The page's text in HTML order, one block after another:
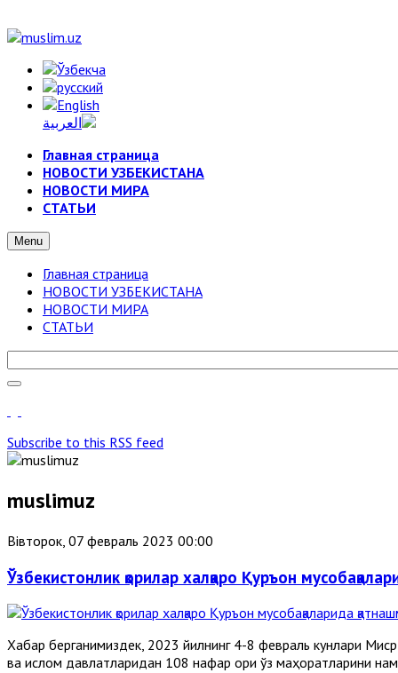
Главная страница
НОВОСТИ УЗБЕКИСТАНА
НОВОСТИ МИРА
СТАТЬИ
Menu
Главная страница
НОВОСТИ УЗБЕКИСТАНА
НОВОСТИ МИРА
СТАТЬИ
Subscribe to this RSS feed
muslimuz
Вівторок, 07 февраль 2023 00:00
Ўзбекистонлик қорилар халқаро Қуръон
Хабар берганимиздек, 2023 йилнинг 4-8 февраль кунлари
ва ислом давлатларидан 108 нафар қори ўз маҳоратларини